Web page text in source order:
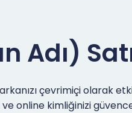
Adı)
çevrimiçi olarak
online kimliğinizi